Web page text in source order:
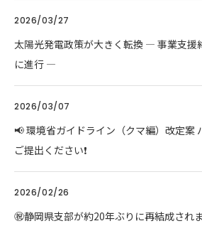
2026/03/27
太陽光発電政策が大きく転換 ― 事業支援
に進行 ―
2026/03/07
📢 環境省ガイドライン（クマ編）改定案
ご提出ください❗
2026/02/26
㊗️静岡県支部が約20年ぶりに再結成され